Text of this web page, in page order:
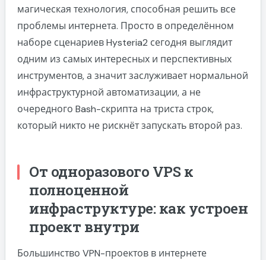
магическая технология, способная решить все
проблемы интернета. Просто в определённом
наборе сценариев Hysteria2 сегодня выглядит
одним из самых интересных и перспективных
инструментов, а значит заслуживает нормальной
инфраструктурной автоматизации, а не
очередного Bash-скрипта на триста строк,
который никто не рискнёт запускать второй раз.
От одноразового VPS к
полноценной
инфраструктуре: как устроен
проект внутри
Большинство VPN-проектов в интернете